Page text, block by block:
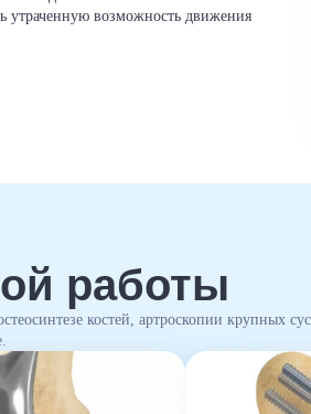
утраченную возможность движения
работы
костей, артроскопии крупных